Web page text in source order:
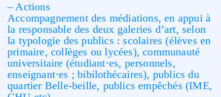
– Actions
Accompagnement des médiations, en appui à
la responsable des deux galeries d’art, selon
la typologie des publics : scolaires (élèves en
primaire, collèges ou lycées), communauté
universitaire (étudiant·es, personnels,
enseignant·es ; bibilothécaires), publics du
quartier Belle-beille, publics empêchés (IME,